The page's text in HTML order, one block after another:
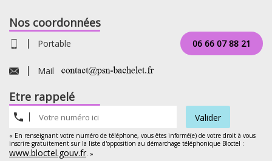
Nos coordonnées
Portable 06 66 07 88 21
Mail
Etre rappelé
Valider
« En renseignant votre numéro de téléphone, vous êtes informé(e) de votre droit à vous
inscrire gratuitement sur la liste d'opposition au démarchage téléphonique Bloctel :
www.bloctel.gouv.fr. »